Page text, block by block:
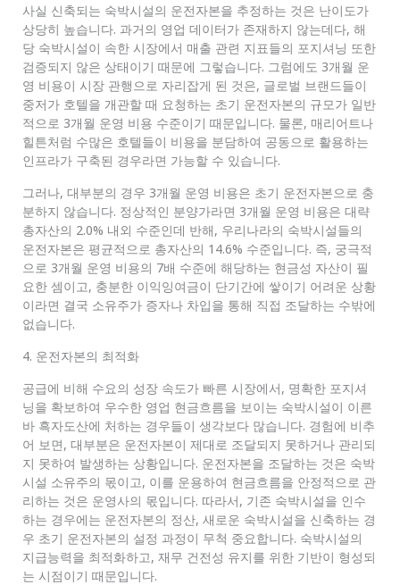
사실 신축되는 숙박시설의 운전자본을 추정하는 것은 난이도가
상당히 높습니다. 과거의 영업 데이터가 존재하지 않는데다, 해
당 숙박시설이 속한 시장에서 매출 관련 지표들의 포지셔닝 또한
검증되지 않은 상태이기 때문에 그렇습니다. 그럼에도 3개월 운
영 비용이 시장 관행으로 자리잡게 된 것은, 글로벌 브랜드들이
중저가 호텔을 개관할 때 요청하는 초기 운전자본의 규모가 일반
적으로 3개월 운영 비용 수준이기 때문입니다. 물론, 매리어트나
힐튼처럼 수많은 호텔들이 비용을 분담하여 공동으로 활용하는
인프라가 구축된 경우라면 가능할 수 있습니다.
그러나, 대부분의 경우 3개월 운영 비용은 초기 운전자본으로 충
분하지 않습니다. 정상적인 분양가라면 3개월 운영 비용은 대략
총자산의 2.0% 내외 수준인데 반해, 우리나라의 숙박시설들의
운전자본은 평균적으로 총자산의 14.6% 수준입니다. 즉, 궁극적
으로 3개월 운영 비용의 7배 수준에 해당하는 현금성 자산이 필
요한 셈이고, 충분한 이익잉여금이 단기간에 쌓이기 어려운 상황
이라면 결국 소유주가 증자나 차입을 통해 직접 조달하는 수밖에
없습니다.
4. 운전자본의 최적화
공급에 비해 수요의 성장 속도가 빠른 시장에서, 명확한 포지셔
닝을 확보하여 우수한 영업 현금흐름을 보이는 숙박시설이 이른
바 흑자도산에 처하는 경우들이 생각보다 많습니다. 경험에 비추
어 보면, 대부분은 운전자본이 제대로 조달되지 못하거나 관리되
지 못하여 발생하는 상황입니다. 운전자본을 조달하는 것은 숙박
시설 소유주의 몫이고, 이를 운용하여 현금흐름을 안정적으로 관
리하는 것은 운영사의 몫입니다. 따라서, 기존 숙박시설을 인수
하는 경우에는 운전자본의 정산, 새로운 숙박시설을 신축하는 경
우 초기 운전자본의 설정 과정이 무척 중요합니다. 숙박시설의
지급능력을 최적화하고, 재무 건전성 유지를 위한 기반이 형성되
는 시점이기 때문입니다.